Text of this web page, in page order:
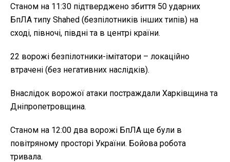
Станом на 11:30 підтверджено збиття 50 ударних
БпЛА типу Shahed (безпілотників інших типів) на
сході, півночі, півдні та в центрі країни.
22 ворожі безпілотники-імітатори – локаційно
втрачені (без негативних наслідків).
Внаслідок ворожої атаки постраждали Харківщина та
Дніпропетровщина.
Станом на 12:00 два ворожі БпЛА ще були в
повітряному просторі України. Бойова робота
тривала.